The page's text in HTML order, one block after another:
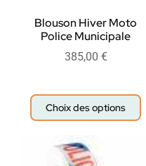
Blouson Hiver Moto
Police Municipale
385,00 €
Choix des options